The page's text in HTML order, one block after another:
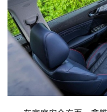
科
技
快